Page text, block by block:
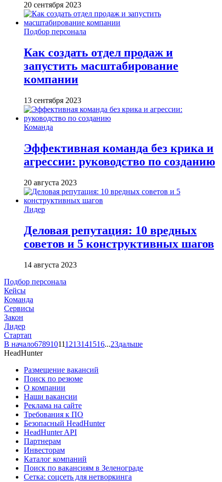
20 сентября 2023
Подбор персонала
Как создать отдел продаж и
запустить масштабирование
компании
13 сентября 2023
Команда
Эффективная команда без крика и
агрессии: руководство по созданию
20 августа 2023
Лидер
Деловая репутация: 10 вредных
советов и 5 конструктивных шагов
14 августа 2023
Подбор персонала
Кейсы
Команда
Сервисы
Закон
Лидер
Стартап
В начало678910111213141516...23дальше
HeadHunter
Размещение вакансий
Поиск по резюме
О компании
Наши вакансии
Реклама на сайте
Требования к ПО
Безопасный HeadHunter
HeadHunter API
Партнерам
Инвесторам
Каталог компаний
Поиск по вакансиям в Зеленограде
Сетка: соцсеть для нетворкинга